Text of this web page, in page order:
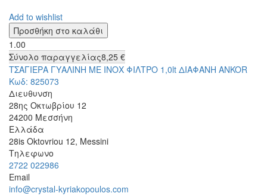
Add to wishlist
1.00
Σύνολο παραγγελίας8,25 €
ΤΣΑΓΙΕΡΑ ΓΥΑΛΙΝΗ ΜΕ ΙΝΟΧ ΦΙΛΤΡΟ 1,0lt ΔΙΑΦΑΝΗ ANKOR
Κωδ: 825073
Διευθυνση
28ης Οκτωβρίου 12
24200 Μεσσήνη
Ελλάδα
28is Oktovriou 12, Messini
Τηλεφωνο
2722 022986
Email
info@crystal-kyriakopoulos.com